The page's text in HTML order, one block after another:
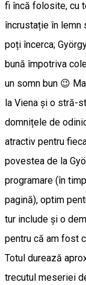
fi încă folosite, cu
încrustație în lemn
poți încerca;
bună împotriva
un somn bun 😉
la Viena și o stră-
domnițele de
atractiv pentru
povestea de la
programare (în
pagină), optim
tur include și o
pentru că am fost
Totul durează
trecutul meseriei